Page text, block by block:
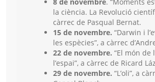
8 de novembre. “Moments
la ciència. La Revolució
càrrec de Pasqual Bernat.
15 de novembre. “Darwin i
les espècies”, a càrrec
22 de novembre. “El món de
l’espai”, a càrrec de Ricard
29 de novembre. “L’oli”, a